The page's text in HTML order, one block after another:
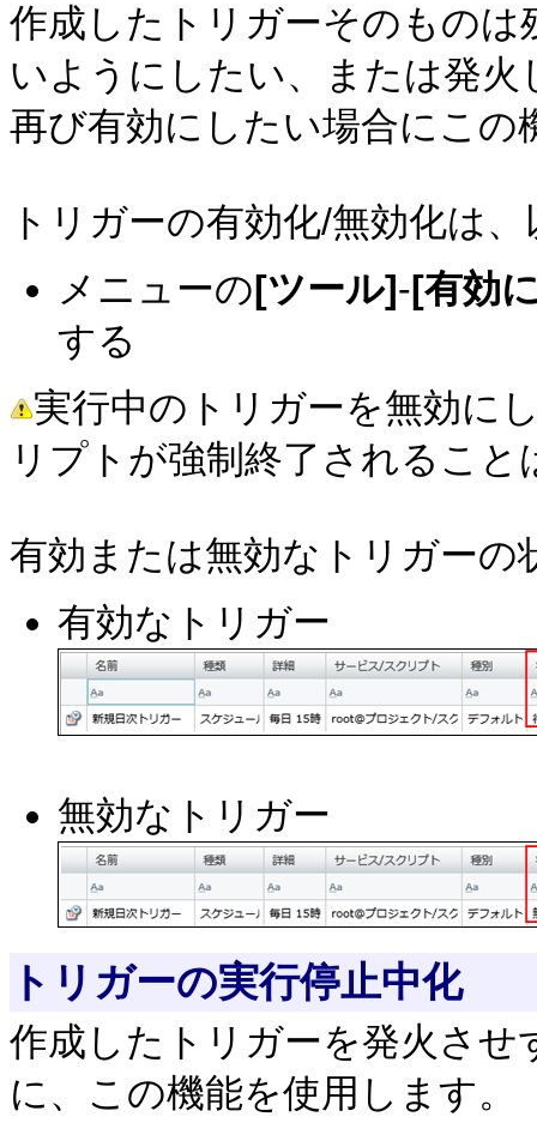
作成したトリガーそのもの
いようにしたい、または発
再び有効にしたい場合にこの
トリガーの有効化/無効化は
メニューの[ツール]-[有効
する
実行中のトリガーを無効に
リプトが強制終了されるこ
有効または無効なトリガーの
有効なトリガー
無効なトリガー
トリガーの実行停止中化
作成したトリガーを発火さ
に、この機能を使用します。